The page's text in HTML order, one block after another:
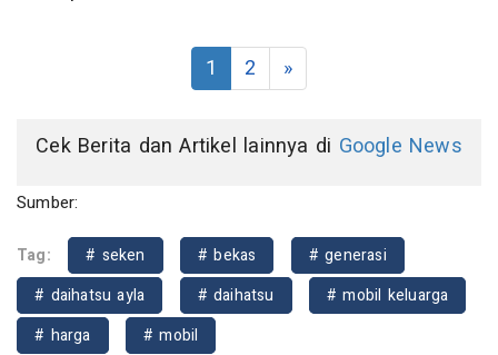
1 2 »
Cek Berita dan Artikel lainnya di Google News
Sumber:
Tag: # seken # bekas
# generasi
# daihatsu ayla
# daihatsu
# mobil keluarga
# harga
# mobil